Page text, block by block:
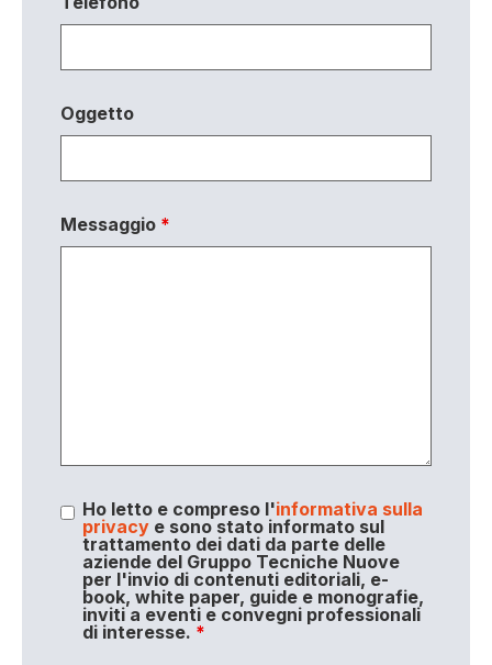
Oggetto
Messaggio *
Ho letto e compreso l'informativa sulla
privacye sono stato informato sul
trattamento dei dati da parte delle
aziende del Gruppo Tecniche Nuove
per l'invio di contenuti editoriali, e-
book, white paper, guide e monografie,
inviti a eventi e convegni professionali
di interesse. *